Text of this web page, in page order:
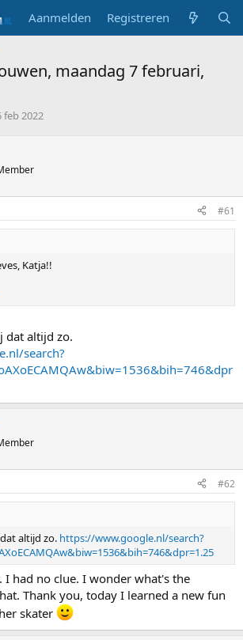
Aanmelden Registreren
maandag 7 februari,
feb 2022
#61
Katja!!
dat altijd zo.
search?
#62
altijd zo. https://www.google.nl/search?
I had no clue. I wonder what's the
Thank you, today I learned a new fun
skater